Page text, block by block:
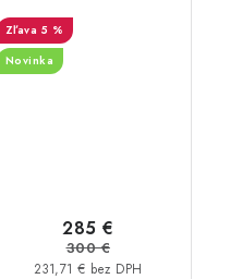
5 %
Novinka
231,71 € bez DPH
285 €
300 €